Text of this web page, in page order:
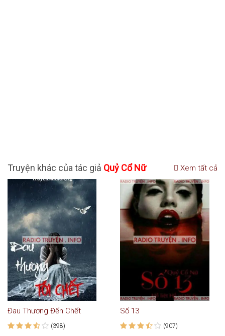
Truyện khác của tác giả Quỷ Cổ Nữ Xem tất cả
Đau Thương Đến Chết
(398)
Số 13
(907)